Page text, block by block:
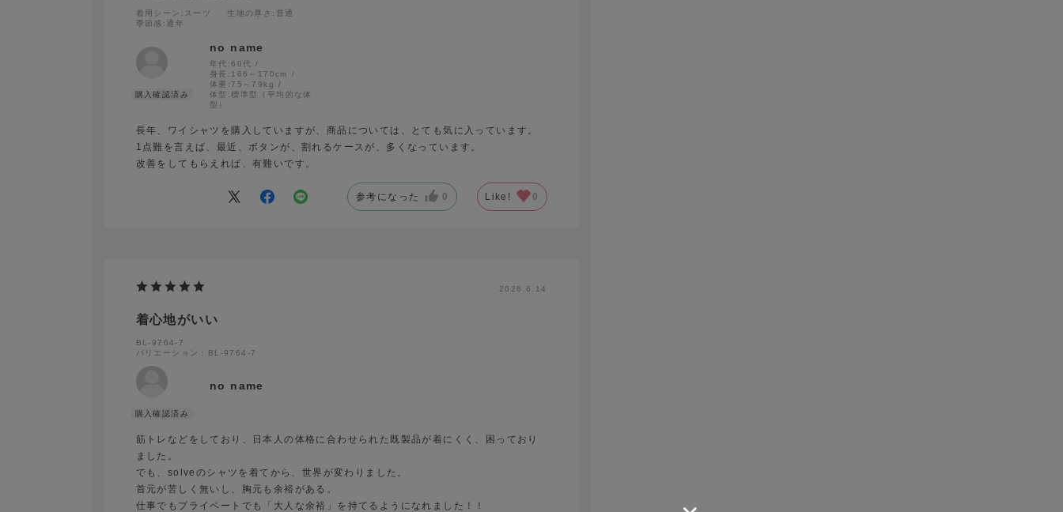
着用シーン :スーツ 生地の厚さ :普通
季節感 :通年
no name
年代:60代
身長: 166～170cm
体重: 75～79kg
体型:標準型（平均的な体
型）
長年、ワイシャツを購入していますが、商品については、とても気に入っています。
1点難を言えば、最近、ボタンが、割れるケースが、多くなっています。
改善をしてもらえれば、有難いです。
参考になった 0 Like! 0
2026.6.14
着心地がいい
BL-9764-7
バリエーション：BL-9764-7
no name
筋トレなどをしており、日本人の体格に合わせられた既製品が着にくく、困っており
ました。
でも、solveのシャツを着てから、世界が変わりました。
首元が苦しく無いし、胸元も余裕がある。
仕事でもプライベートでも「大人な余裕」を持てるようになれました！！